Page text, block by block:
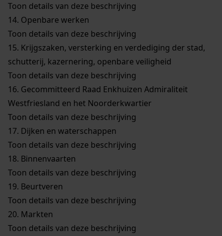
Toon details van deze beschrijving
14. Openbare werken
Toon details van deze beschrijving
15. Krijgszaken, versterking en verdediging der stad,
schutterij, kazernering, openbare veiligheid
Toon details van deze beschrijving
16. Gecommitteerd Raad Enkhuizen Admiraliteit
Westfriesland en het Noorderkwartier
Toon details van deze beschrijving
17. Dijken en waterschappen
Toon details van deze beschrijving
18. Binnenvaarten
Toon details van deze beschrijving
19. Beurtveren
Toon details van deze beschrijving
20. Markten
Toon details van deze beschrijving